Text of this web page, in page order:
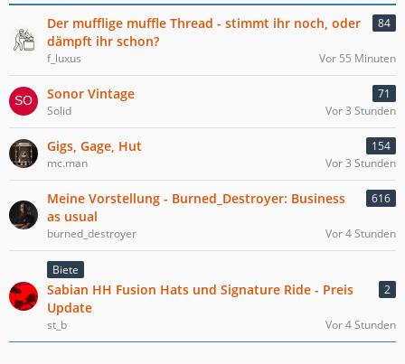
Der mufflige muffle Thread - stimmt ihr noch, oder
dämpft ihr schon?
84
f_luxus Vor 55 Minuten
Sonor Vintage
71
Solid
Vor 3 Stunden
Gigs, Gage, Hut
154
mc.man
Vor 3 Stunden
Meine Vorstellung - Burned_Destroyer: Business
as usual
616
burned_destroyer Vor 4 Stunden
Biete
Sabian HH Fusion Hats und Signature Ride - Preis
Update
2
st_b Vor 4 Stunden